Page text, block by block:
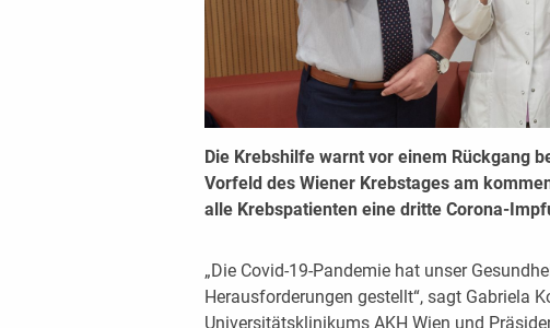
Die Krebshilfe warnt vor einem Rückgang
Vorfeld des Wiener Krebstages am
alle Krebspatienten eine dritte Corona-
„Die Covid-19-Pandemie hat unser
Herausforderungen gestellt“, sagt Gabriela
Universitätsklinikums AKH Wien und